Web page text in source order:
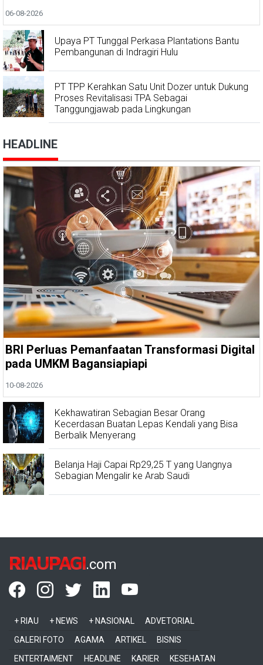
06-08-2026
Upaya PT Tunggal Perkasa Plantations Bantu
Pembangunan di Indragiri Hulu
PT TPP Kerahkan Satu Unit Dozer untuk Dukung
Proses Revitalisasi TPA Sebagai
Tanggungjawab pada Lingkungan
HEADLINE
BRI Perluas Pemanfaatan Transformasi Digital
pada UMKM Bagansiapiapi
10-08-2026
Kekhawatiran Sebagian Besar Orang
Kecerdasan Buatan Lepas Kendali yang Bisa
Berbalik Menyerang
Belanja Haji Capai Rp29,25 T yang Uangnya
Sebagian Mengalir ke Arab Saudi
RIAUPAGI.com
+ RIAU + NEWS + NASIONAL
ADVETORIAL
GALERI FOTO
AGAMA ARTIKEL
BISNIS
ENTERTAIMENT
HEADLINE KARIER KESEHATAN